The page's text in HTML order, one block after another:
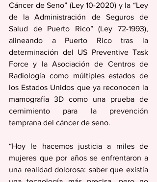
Cáncer de Seno” (Ley 10-2020) y la “Ley
de la Administración de Seguros de
Salud de Puerto Rico” (Ley 72-1993),
alineando a Puerto Rico tras la
determinación del US Preventive Task
Force y la Asociación de Centros de
Radiología como múltiples estados de
los Estados Unidos que ya reconocen la
mamografía 3D como una prueba de
cernimiento para la prevención
temprana del cáncer de seno.
“Hoy le hacemos justicia a miles de
mujeres que por años se enfrentaron a
una realidad dolorosa: saber que existía